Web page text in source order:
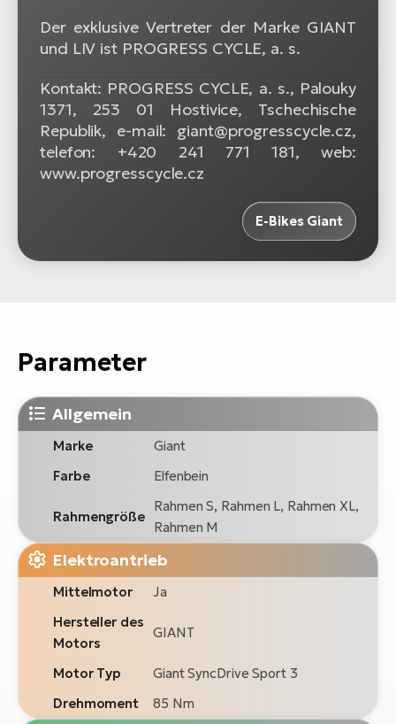
Der exklusive Vertreter der Marke GIANT
und LIV ist PROGRESS CYCLE, a. s.
Kontakt: PROGRESS CYCLE, a. s., Palouky
1371, 253 01 Hostivice, Tschechische
Republik, e-mail: giant@progresscycle.cz,
telefon: +420 241 771 181, web:
www.progresscycle.cz
E-Bikes Giant
Parameter
Allgemein
Marke
Giant
Farbe
Elfenbein
Rahmengröße
Rahmen S, Rahmen L, Rahmen XL,
Rahmen M
Elektroantrieb
Mittelmotor
Ja
Hersteller des
Motors
GIANT
Motor Typ
Giant SyncDrive Sport 3
Drehmoment
85 Nm